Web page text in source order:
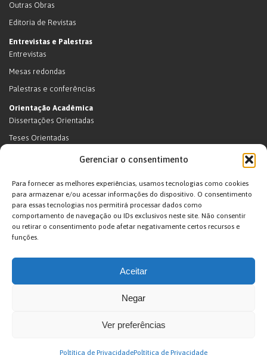
Gerenciar o consentimento
Para fornecer as melhores experiências, usamos tecnologias como cookies
para armazenar e/ou acessar informações do dispositivo. O consentimento
para essas tecnologias nos permitirá processar dados como
comportamento de navegação ou IDs exclusivos neste site. Não consentir
ou retirar o consentimento pode afetar negativamente certos recursos e
funções.
Aceitar
Negar
Ver preferências
Poltítica de PrivacidadePoltítica de Privacidade
Outras Obras
Editoria de Revistas
Entrevistas e Palestras
Entrevistas
Mesas redondas
Palestras e conferências
Orientação Acadêmica
Dissertações Orientadas
Teses Orientadas
Livros (dissertações e teses)
Supervisão de pós-doutorado
Supervisão de pós-doutorado (em andamento)
Orientações de outra natureza
Exposições
Terras Indígenas
Projetos
Arte Digital internet